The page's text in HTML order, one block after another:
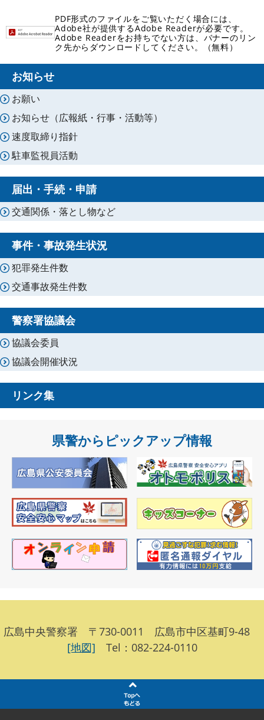
PDF形式のファイルをご覧いただく場合には、
Adobe社が提供するAdobe Readerが必要です。
Adobe Readerをお持ちでない方は、バナーのリン
ク先からダウンロードしてください。（無料）
お知らせ
お願い
お知らせ（広報紙・行事・活動等）
速度取締り指針
駐車監視員活動
届出・手続・申請
交通関係・落とし物など
事件・事故発生状況
犯罪発生件数
交通事故発生件数
警察署協議会
協議会委員
協議会開催状況
リンク集
県警からピックアップ情報
広島中央警察署 〒730-0011 広島市中区基町9-48
[地図] Tel：082-224-0110